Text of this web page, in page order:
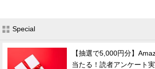
Special
【抽選で5,000円分】
当たる！読者アンケート